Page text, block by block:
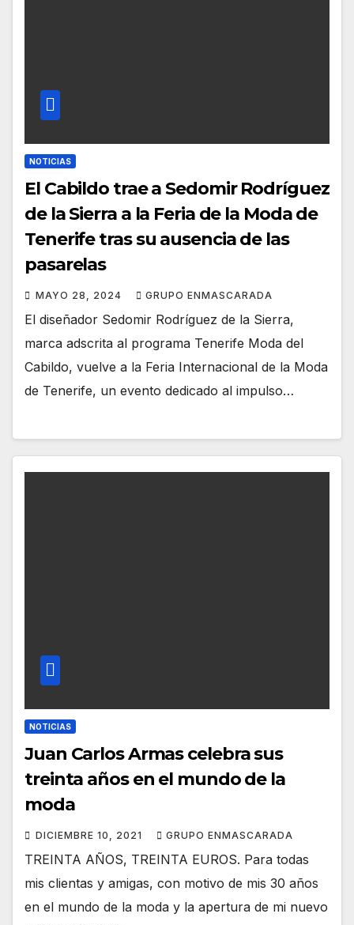
NOTICIAS
El Cabildo trae a Sedomir Rodríguez
de la Sierra a la Feria de la Moda de
Tenerife tras su ausencia de las
pasarelas
MAYO 28, 2024 GRUPO ENMASCARADA
El diseñador Sedomir Rodríguez de la Sierra,
marca adscrita al programa Tenerife Moda del
Cabildo, vuelve a la Feria Internacional de la Moda
de Tenerife, un evento dedicado al impulso…
NOTICIAS
Juan Carlos Armas celebra sus
treinta años en el mundo de la
moda
DICIEMBRE 10, 2021 GRUPO ENMASCARADA
TREINTA AÑOS, TREINTA EUROS. Para todas
mis clientas y amigas, con motivo de mis 30 años
en el mundo de la moda y la apertura de mi nuevo